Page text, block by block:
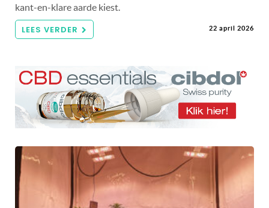
kant-en-klare aarde kiest.
LEES VERDER 22 april 2026